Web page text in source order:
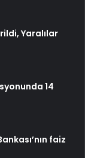
Yaralılar
14
faiz